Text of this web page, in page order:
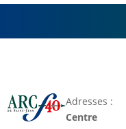
Adresses :
Centre